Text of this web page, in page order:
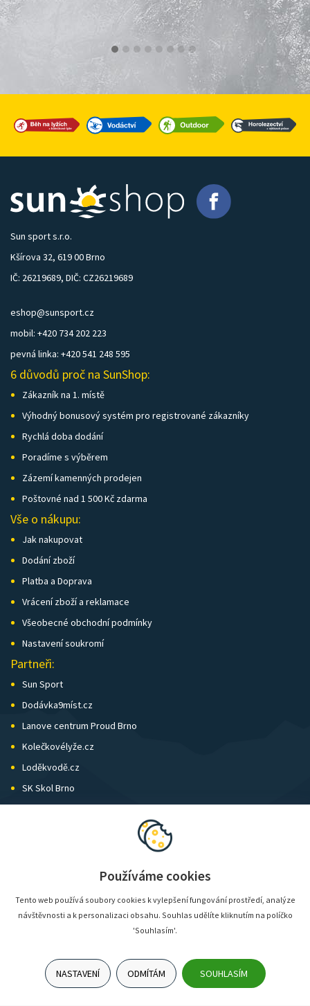
Sun sport s.r.o.
Kšírova 32, 619 00 Brno
IČ: 26219689, DIČ: CZ26219689
eshop@sunsport.cz
mobil: +420 734 202 223
pevná linka: +420 541 248 595
6 důvodů proč na SunShop:
Zákazník na 1. místě
Výhodný bonusový systém pro registrované zákazníky
Rychlá doba dodání
Poradíme s výběrem
Zázemí kamenných prodejen
Poštovné nad 1 500 Kč zdarma
Vše o nákupu:
Jak nakupovat
Dodání zboží
Platba a Doprava
Vrácení zboží a reklamace
Všeobecné obchodní podmínky
Nastavení soukromí
Partneři:
Sun Sport
Dodávka9míst.cz
Lanove centrum Proud Brno
Kolečkovélyže.cz
Loděkvodě.cz
SK Skol Brno
Biatlon Brno
Používáme cookies
Tento web používá soubory cookies k vylepšení fungování prostředí, analýze
návštěvnosti a k personalizaci obsahu. Souhlas udělíte kliknutím na políčko
'Souhlasím'.
NASTAVENÍ ODMÍTÁM SOUHLASÍM